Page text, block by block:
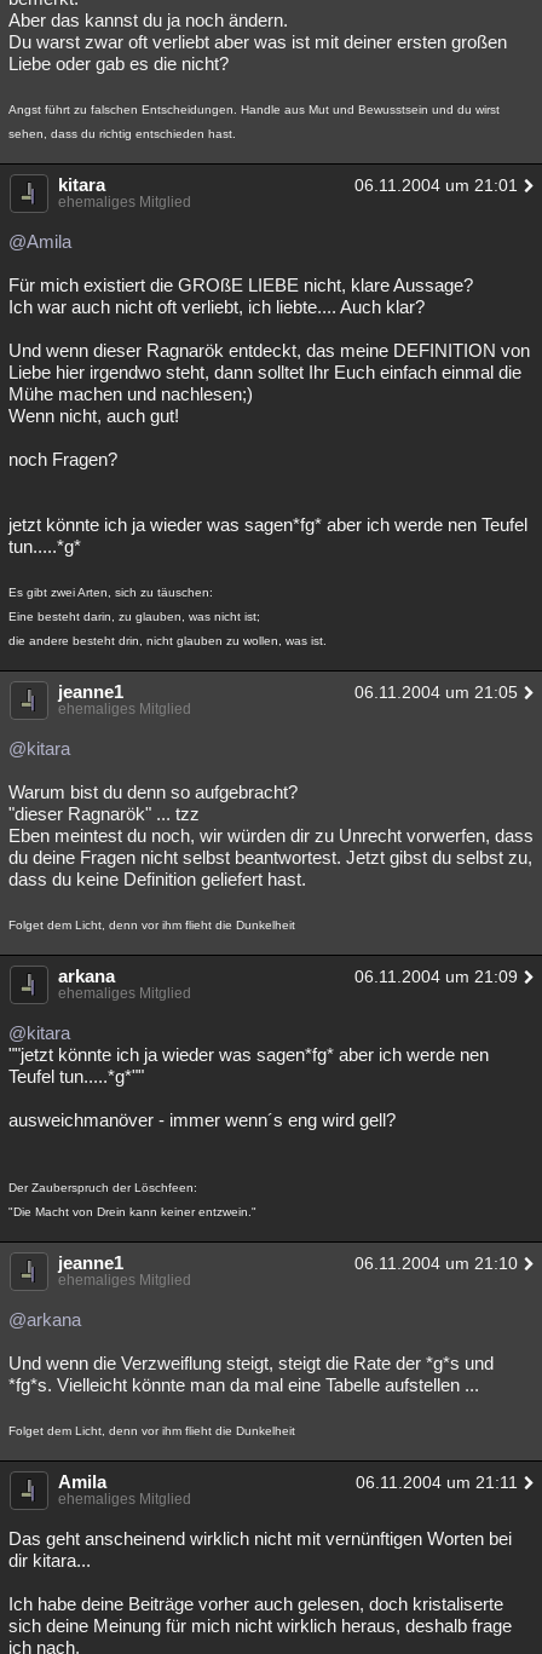
Aber das kannst du ja noch ändern.
Du warst zwar oft verliebt aber was ist mit deiner ersten großen
Liebe oder gab es die nicht?
Angst führt zu falschen Entscheidungen. Handle aus Mut und Bewusstsein und du wirst
sehen, dass du richtig entschieden hast.
kitara 06.11.2004 um 21:01
ehemaliges Mitglied
@Amila
Für mich existiert die GROßE LIEBE nicht, klare Aussage?
Ich war auch nicht oft verliebt, ich liebte.... Auch klar?
Und wenn dieser Ragnarök entdeckt, das meine DEFINITION von
Liebe hier irgendwo steht, dann solltet Ihr Euch einfach einmal die
Mühe machen und nachlesen;)
Wenn nicht, auch gut!
noch Fragen?
jetzt könnte ich ja wieder was sagen*fg* aber ich werde nen Teufel
tun.....*g*
Es gibt zwei Arten, sich zu täuschen:
Eine besteht darin, zu glauben, was nicht ist;
die andere besteht drin, nicht glauben zu wollen, was ist.
jeanne1 06.11.2004 um 21:05
ehemaliges Mitglied
@kitara
Warum bist du denn so aufgebracht?
"dieser Ragnarök" ... tzz
Eben meintest du noch, wir würden dir zu Unrecht vorwerfen, dass
du deine Fragen nicht selbst beantwortest. Jetzt gibst du selbst zu,
dass du keine Definition geliefert hast.
Folget dem Licht, denn vor ihm flieht die Dunkelheit
arkana 06.11.2004 um 21:09
ehemaliges Mitglied
@kitara
""jetzt könnte ich ja wieder was sagen*fg* aber ich werde nen
Teufel tun.....*g*""
ausweichmanöver - immer wenn´s eng wird gell?
Der Zauberspruch der Löschfeen:
"Die Macht von Drein kann keiner entzwein."
jeanne1 06.11.2004 um 21:10
ehemaliges Mitglied
@arkana
Und wenn die Verzweiflung steigt, steigt die Rate der *g*s und
*fg*s. Vielleicht könnte man da mal eine Tabelle aufstellen ...
Folget dem Licht, denn vor ihm flieht die Dunkelheit
Amila 06.11.2004 um 21:11
ehemaliges Mitglied
Das geht anscheinend wirklich nicht mit vernünftigen Worten bei
dir kitara...
Ich habe deine Beiträge vorher auch gelesen, doch kristaliserte
sich deine Meinung für mich nicht wirklich heraus, deshalb frage
ich nach.